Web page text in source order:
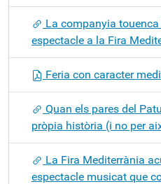
La companyia touenca
espectacle a la Fira
Feria con caracter
Quan els pares del
pròpia història (i no per
La Fira Mediterrània
espectacle musicat que